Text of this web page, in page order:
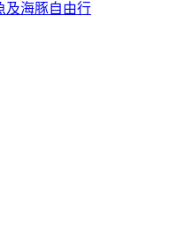
及海豚自由行